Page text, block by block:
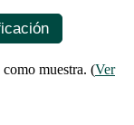
muestra. (Ver